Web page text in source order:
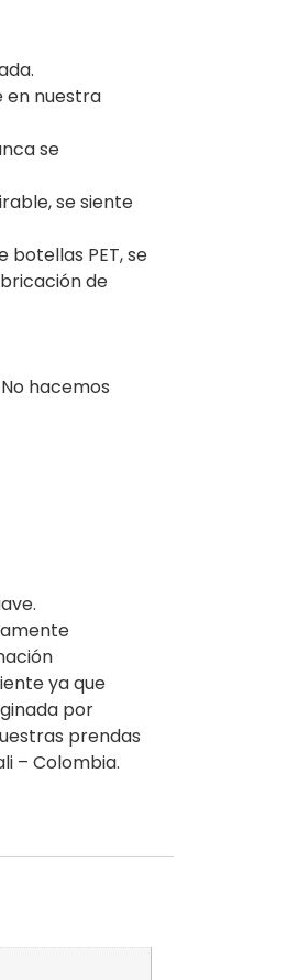
en nuestra
se
se siente
botellas PET, se
de
hacemos
ya que
por
prendas
– Colombia.